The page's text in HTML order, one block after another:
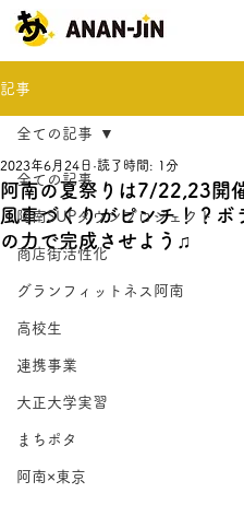
記事
全ての記事
阿南SUPタウンプロジェクト
商店街活性化
グランフィットネス阿南
高校生
連携事業
大正大学実習
まちポタ
阿南×東京
全ての記事
阿南の夏祭りは7/22,23開
風車づくりがピンチ！？ボ
の力で完成させよう♫
2023年6月24日 読了時間: 1分